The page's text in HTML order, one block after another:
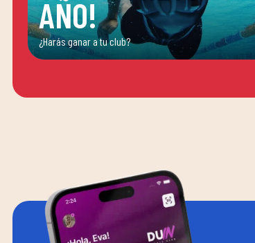
AÑO!
¿Harás ganar a tu club?